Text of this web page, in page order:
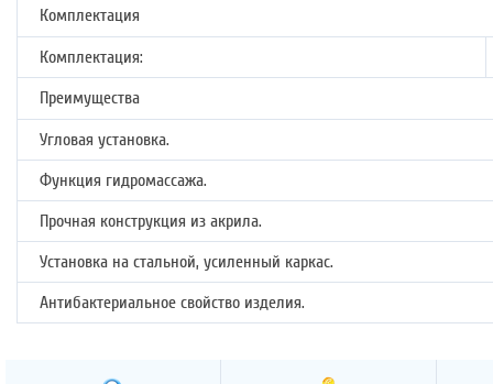
Комплектация
Комплектация:
Преимущества
Угловая установка.
Функция гидромассажа.
Прочная конструкция из акрила.
Установка на стальной, усиленный каркас.
Антибактериальное свойство изделия.